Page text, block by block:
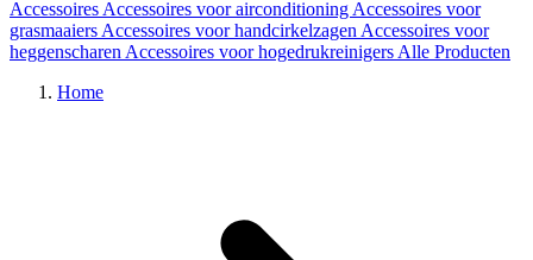
Accessoires Accessoires voor airconditioning Accessoires voor
grasmaaiers Accessoires voor handcirkelzagen Accessoires voor
heggenscharen Accessoires voor hogedrukreinigers Alle Producten
Home